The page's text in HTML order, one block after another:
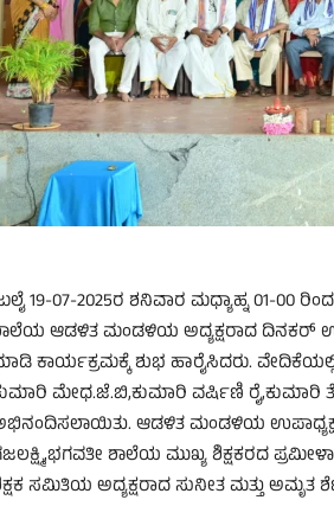
19-07-2025ರ ಶನಿವಾರ ಮಧ್ಯಾಹ್ನ 01-
ಆಡಳಿತ ಮಂಡಳಿಯ ಅದ್ಯಕ್ಷರಾದ ದಿನಕರ್
ಕಾರ್ಯಕ್ರಮಕ್ಕೆ ಶುಭ ಹಾರೈಸಿದರು.
ಮೇಧ.ಜೆ.ಬಿ,ಕುಮಾರಿ ವರ್ಷಿಣಿ ರೈ,ಕುಮಾರಿ
ಆಡಳಿತ ಮಂಡಳಿಯ
ಶಾಲೆಯ ಮುಖ್ಯ ಶಿಕ್ಷಕರದ
ಸಮಿತಿಯ ಅದ್ಯಕ್ಷರಾದ ಸುನೀತ ಮತ್ತು ಅಮೃತ